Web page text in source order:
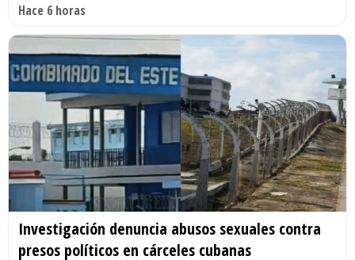
Hace 6 horas
Investigación denuncia abusos sexuales contra
presos políticos en cárceles cubanas